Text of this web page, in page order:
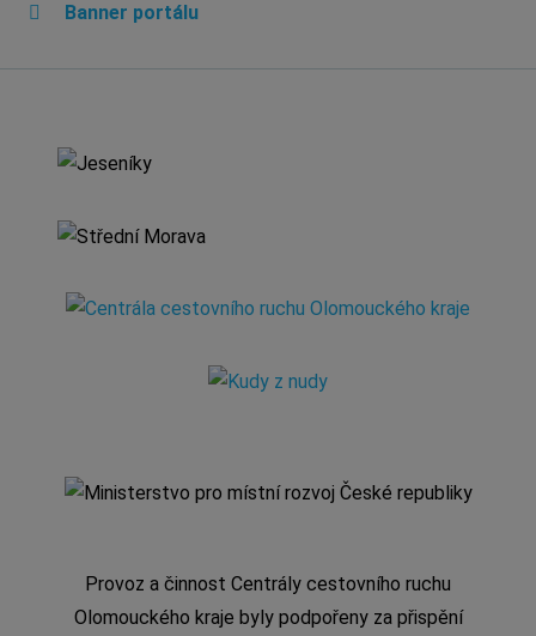
Banner portálu
Provoz a činnost Centrály cestovního ruchu
Olomouckého kraje byly podpořeny za přispění